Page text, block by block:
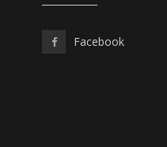
Facebook